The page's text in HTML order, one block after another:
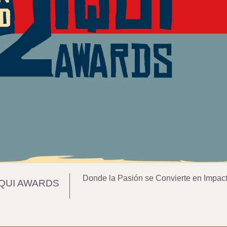
AWARDS Donde la Pasión se Convierte en